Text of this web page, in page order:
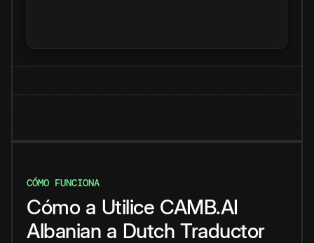
CÓMO FUNCIONA
Cómo a Utilice CAMB.AI
Albanian a Dutch Traductor